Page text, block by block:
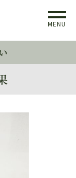
MENU